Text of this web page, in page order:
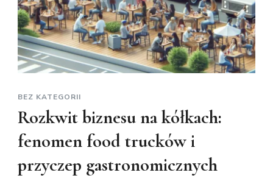
BEZ KATEGORII
Rozkwit biznesu na kółkach:
fenomen food trucków i
przyczep gastronomicznych